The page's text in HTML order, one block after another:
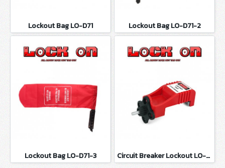
Lockout Bag LO-D71 Lockout Bag LO-D71-2
Lockout Bag LO-D71-3 Circuit Breaker Lockout LO-D100